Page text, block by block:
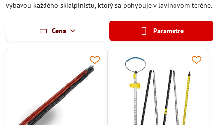
výbavou každého skialpinistu, ktorý sa pohybuje v lavínovom teréne.
Cena Parametre